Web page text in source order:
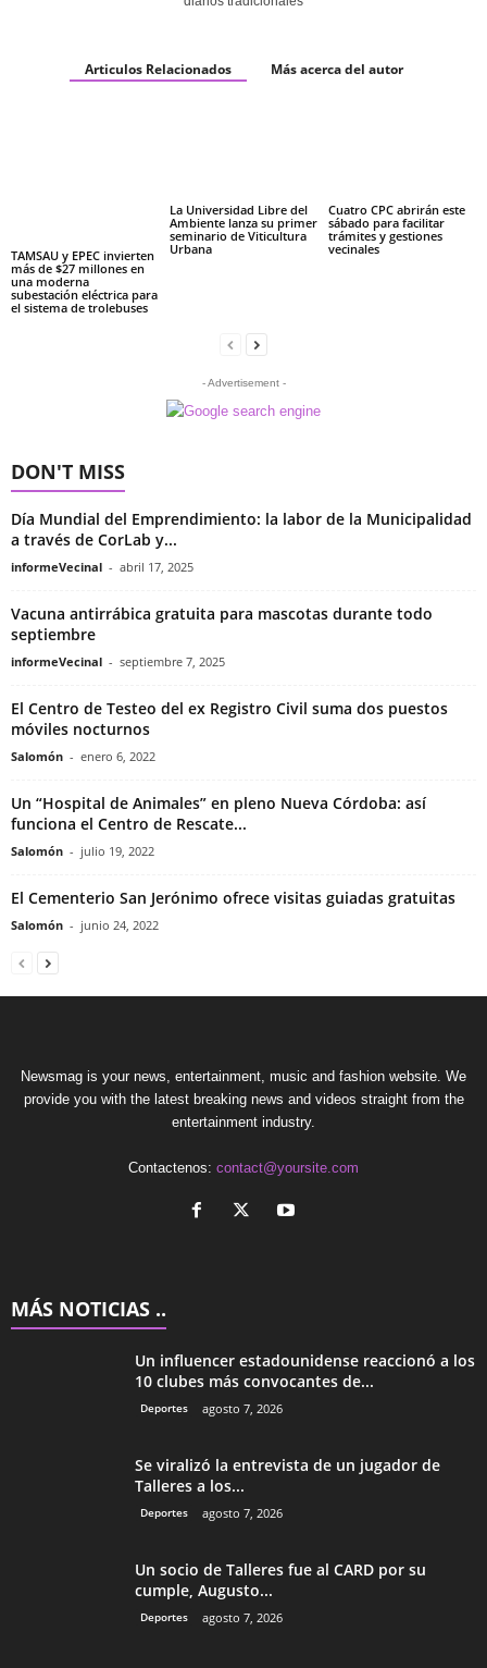
Articulos Relacionados Más acerca del autor
TAMSAU y EPEC invierten
más de $27 millones en
una moderna
subestación eléctrica para
el sistema de trolebuses
La Universidad Libre del
Ambiente lanza su primer
seminario de Viticultura
Urbana
Cuatro CPC abrirán este
sábado para facilitar
trámites y gestiones
vecinales
- Advertisement -
DON'T MISS
Día Mundial del Emprendimiento: la labor de la Municipalidad
a través de CorLab y...
informeVecinal - abril 17, 2025
Vacuna antirrábica gratuita para mascotas durante todo
septiembre
informeVecinal - septiembre 7, 2025
El Centro de Testeo del ex Registro Civil suma dos puestos
móviles nocturnos
Salomón - enero 6, 2022
Un “Hospital de Animales” en pleno Nueva Córdoba: así
funciona el Centro de Rescate...
Salomón - julio 19, 2022
El Cementerio San Jerónimo ofrece visitas guiadas gratuitas
Salomón - junio 24, 2022
Newsmag is your news, entertainment, music and fashion website. We
provide you with the latest breaking news and videos straight from the
entertainment industry.
Contactenos: contact@yoursite.com
MÁS NOTICIAS ..
Un influencer estadounidense reaccionó a los
10 clubes más convocantes de...
Deportes agosto 7, 2026
Se viralizó la entrevista de un jugador de
Talleres a los...
Deportes agosto 7, 2026
Un socio de Talleres fue al CARD por su
cumple, Augusto...
Deportes agosto 7, 2026